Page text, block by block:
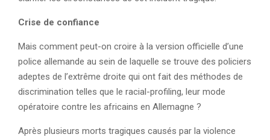
Crise de confiance
Mais comment peut-on croire à la version officielle d’une
police allemande au sein de laquelle se trouve des policiers
adeptes de l’extrême droite qui ont fait des méthodes de
discrimination telles que le racial-profiling, leur mode
opératoire contre les africains en Allemagne ?
Après plusieurs morts tragiques causés par la violence